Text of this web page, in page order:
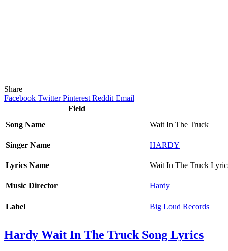
Share
Facebook Twitter Pinterest Reddit Email
Field
Song Name
Wait In The Truck
Singer Name HARDY
Lyrics Name Wait In The Truck
Music Director Hardy
Label Big Loud Records
Hardy Wait In The Truck Song Lyrics